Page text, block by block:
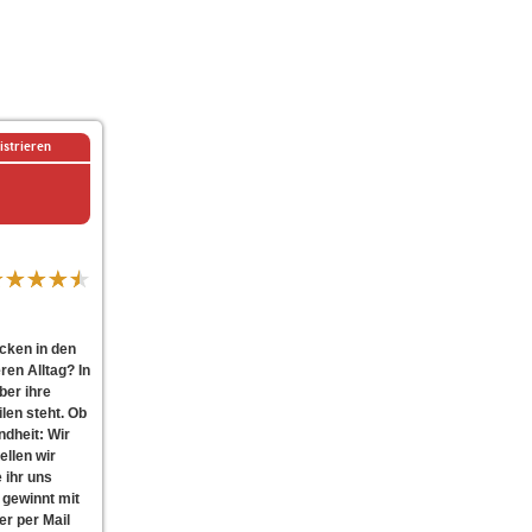
in den
Alltag? In
ihre
steht. Ob
Wir
wir
ihr uns
mit
per Mail